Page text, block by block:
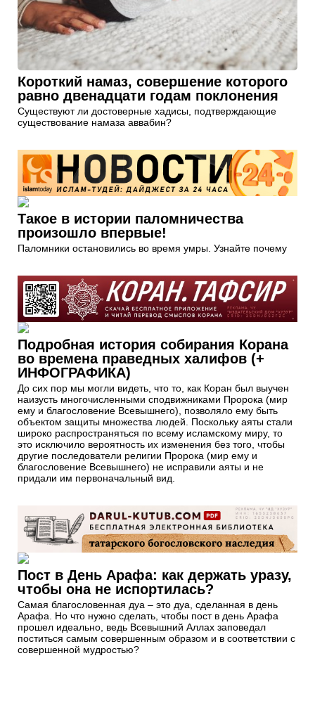
Короткий намаз, совершение которого
равно двенадцати годам поклонения
Существуют ли достоверные хадисы, подтверждающие
существование намаза аввабин?
Такое в истории паломничества
произошло впервые!
Паломники остановились во время умры. Узнайте почему
Подробная история собирания Корана
во времена праведных халифов (+
ИНФОГРАФИКА)
До сих пор мы могли видеть, что то, как Коран был выучен
наизусть многочисленными сподвижниками Пророка (мир
ему и благословение Всевышнего), позволяло ему быть
объектом защиты множества людей. Поскольку аяты стали
широко распространяться по всему исламскому миру, то
это исключило вероятность их изменения без того, чтобы
другие последователи религии Пророка (мир ему и
благословение Всевышнего) не исправили аяты и не
придали им первоначальный вид.
Пост в День Арафа: как держать уразу,
чтобы она не испортилась?
Самая благословенная дуа – это дуа, сделанная в день
Арафа. Но что нужно сделать, чтобы пост в день Арафа
прошел идеально, ведь Всевышний Аллах заповедал
поститься самым совершенным образом и в соответствии с
совершенной мудростью?